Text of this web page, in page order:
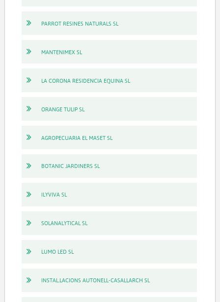
PARROT RESINES NATURALS SL
MANTENIMEX SL
LA CORONA RESIDENCIA EQUINA SL
ORANGE TULIP SL
AGROPECUARIA EL MASET SL
BOTANIC JARDINERS SL
ILYVIVA SL
SOLANALYTICAL SL
LUMO LED SL
INSTAL.LACIONS AUTONELL-CASALLARCH SL